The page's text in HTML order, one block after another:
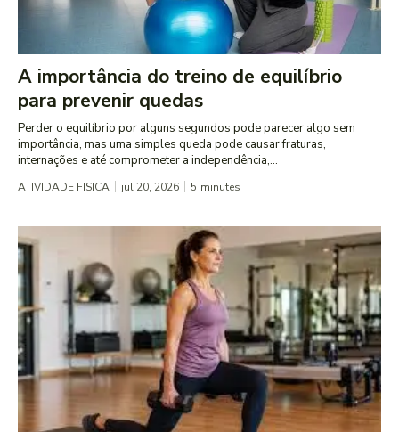
A importância do treino de equilíbrio
para prevenir quedas
Perder o equilíbrio por alguns segundos pode parecer algo sem
importância, mas uma simples queda pode causar fraturas,
internações e até comprometer a independência,...
ATIVIDADE FISICA jul 20, 2026 5 minutes